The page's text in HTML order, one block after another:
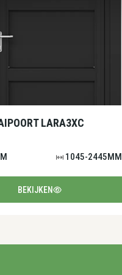
LARA3XC
1045-2445MM
BEKIJKEN